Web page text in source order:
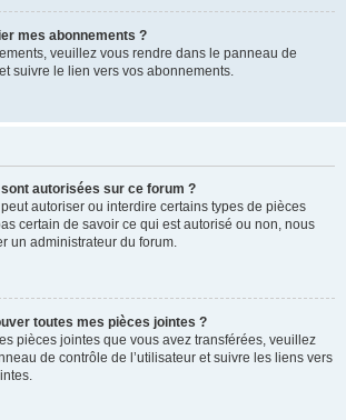
mes abonnements ?
veuillez vous rendre dans le panneau de
suivre le lien vers vos abonnements.
autorisées sur ce forum ?
autoriser ou interdire certains types de pièces
certain de savoir ce qui est autorisé ou non, nous
un administrateur du forum.
toutes mes pièces jointes ?
pièces jointes que vous avez transférées, veuillez
de contrôle de l’utilisateur et suivre les liens vers